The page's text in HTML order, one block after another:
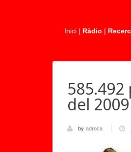
Inici | Ràdio |
del 2009
by adroca